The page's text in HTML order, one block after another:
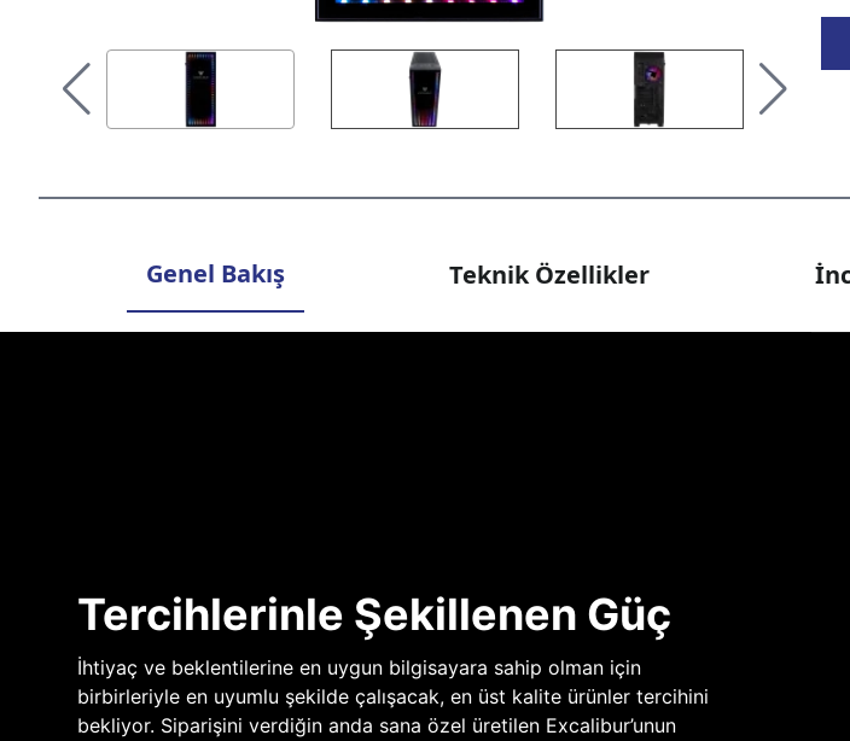
Genel Bakış Teknik Özellikler
Tercihlerinle Şekillenen Güç
İhtiyaç ve beklentilerine en uygun bilgisayara sahip olman için
birbirleriyle en uyumlu şekilde çalışacak, en üst kalite ürünler tercihini
bekliyor. Siparişini verdiğin anda sana özel üretilen Excalibur’unun